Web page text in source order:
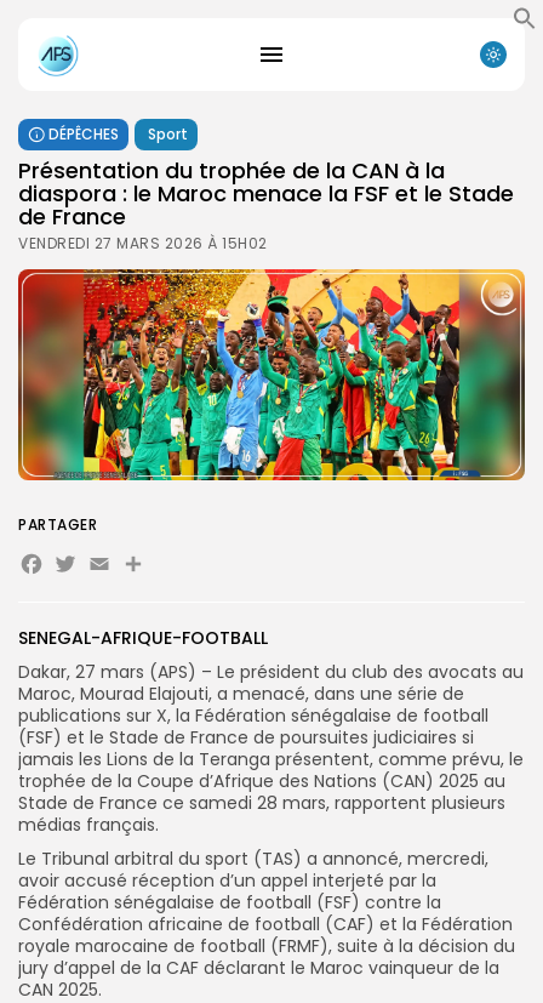
Search
for:
FR
DÉPÊCHES Sport
Présentation du trophée de la CAN à la
diaspora : le Maroc menace la FSF et le Stade
de France
VENDREDI 27 MARS 2026 À 15H02
SENEGAL-AFRIQUE-FOOTBALL
Dakar, 27 mars (APS) – Le président du club des avocats au
Maroc, Mourad Elajouti, a menacé, dans une série de
publications sur X, la Fédération sénégalaise de football
(FSF) et le Stade de France de poursuites judiciaires si
jamais les Lions de la Teranga présentent, comme prévu, le
trophée de la Coupe d’Afrique des Nations (CAN) 2025 au
Stade de France ce samedi 28 mars, rapportent plusieurs
médias français.
Le Tribunal arbitral du sport (TAS) a annoncé, mercredi,
avoir accusé réception d’un appel interjeté par la
Fédération sénégalaise de football (FSF) contre la
Confédération africaine de football (CAF) et la Fédération
royale marocaine de football (FRMF), suite à la décision du
jury d’appel de la CAF déclarant le Maroc vainqueur de la
CAN 2025.
PARTAGER
Facebook
Twitter
EmailPartager